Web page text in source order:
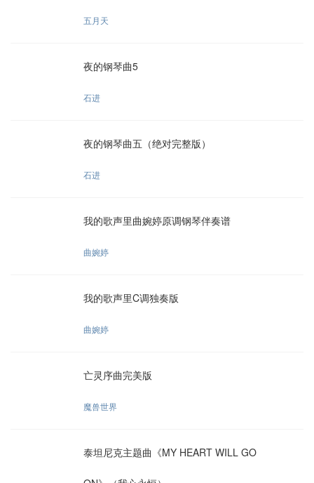
五月天
夜的钢琴曲5
石进
夜的钢琴曲五（绝对完整版）
石进
我的歌声里曲婉婷原调钢琴伴奏谱
曲婉婷
我的歌声里C调独奏版
曲婉婷
亡灵序曲完美版
魔兽世界
泰坦尼克主题曲《MY HEART WILL GO